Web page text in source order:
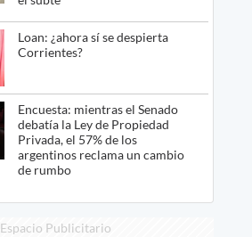
Loan: ¿ahora sí se despierta
Corrientes?
Encuesta: mientras el Senado
debatía la Ley de Propiedad
Privada, el 57% de los
argentinos reclama un cambio
de rumbo
Espacio Publicitario